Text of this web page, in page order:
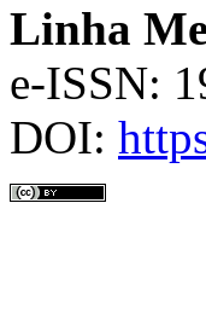
Linha
e-ISSN:
DOI: